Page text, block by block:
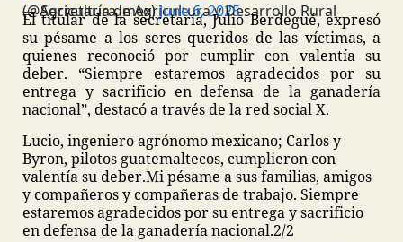
— Secretaría de Agricultura y Desarrollo Rural (@Agricultura_mex)June 6, 2025
El titular de la secretaría, Julio Berdegué, expresó
su pésame a los seres queridos de las víctimas, a
quienes reconoció por cumplir con valentía su
deber. “Siempre estaremos agradecidos por su
entrega y sacrificio en defensa de la ganadería
nacional”, destacó a través de la red social X.
Lucio, ingeniero agrónomo mexicano; Carlos y
Byron, pilotos guatemaltecos, cumplieron con
valentía su deber.Mi pésame a sus familias, amigos
y compañeros y compañeras de trabajo. Siempre
estaremos agradecidos por su entrega y sacrificio
en defensa de la ganadería nacional.2/2